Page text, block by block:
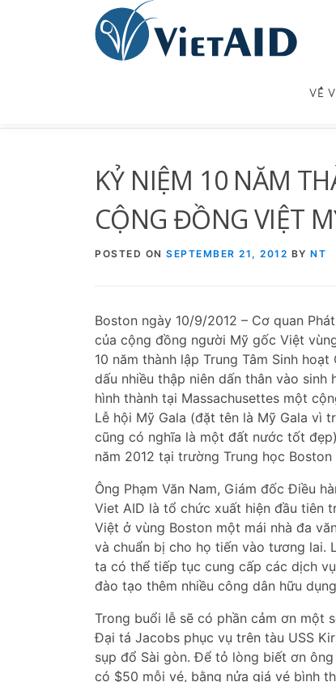
VỀ
KỶ NIỆM 10 NĂM
CỘNG ĐỒNG VIỆT
POSTED ON SEPTEMBER 21, 2012 BY NT
Boston ngày 10/9/2012 – Cơ quan
của cộng đồng người Mỹ gốc Việt
10 năm thành lập Trung Tâm Sinh
dấu nhiều thập niên dấn thân vào
hình thành tại Massachusettes một
Lễ hội Mỹ Gala (đặt tên là Mỹ Gala vì
cũng có nghĩa là một đất nước tốt
năm 2012 tại trường Trung học
Ông Phạm Văn Nam, Giám đốc Điều
Viet AID là tổ chức xuất hiện đầu tiên
Việt ở vùng Boston một mái nhà đa
và chuẩn bị cho họ tiến vào tương lai.
ta có thể tiếp tục cung cấp các dịch
đào tạo thêm nhiều công dân hữu dụng
Trong buổi lễ sẽ có phần cảm ơn một
Đại tá Jacobs phục vụ trên tàu USS
sụp đổ Sài gòn. Để tỏ lòng biết ơn
có $50 mỗi vé, bằng nửa giá vé bình